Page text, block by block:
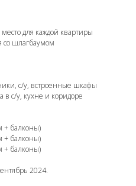
для каждой квартиры
со шлагбаумом
с/у, встроенные шкафы
в с/у, кухне и коридоре
+ балконы)
+ балконы)
+ балконы)
2024.